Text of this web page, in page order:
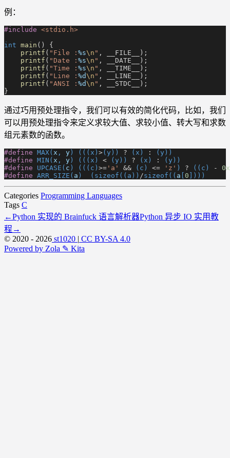
例：
#include <stdio.h>
int main () {
    printf
( "File : %s\n " , __FILE__);
    printf
( "Date : %s\n " , __DATE__);
    printf
( "Time : %s\n " , __TIME__);
    printf
( "Line : %d\n " , __LINE__);
    printf
( "ANSI : %d\n " , __STDC__);
}
通过巧用预处理指令，我们可以有效的简化代码，比如，我们
可以用预处理指令来定义求较大值、求较小值、转大写和求数
组元素数的函数。
#define MAX( x , y ) (((x) >(y)) ? (x) :
(y))
#define MIN( x , y ) (((x) < (y)) ? (x) :
(y))
#define UPCASE( c ) (((c) >= 'a' && (c) <= 'z' ) ? ((c) -
#define ARR_SIZE( a )  (sizeof((a)) /sizeof(( a 0 ])))
Categories Programming Languages
Tags C
←Python 实现的 Brainfuck 语言解析器Python 异步 IO 实用教
程 →
© 2020 - 2026 st1020 | CC BY-SA 4.0
Powered by Zola ✎ Kita